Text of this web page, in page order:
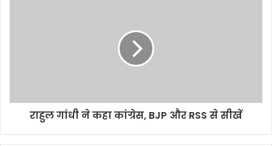
राहुल गांधी ने कहा कांग्रेस, BJP और RSS से सीखें